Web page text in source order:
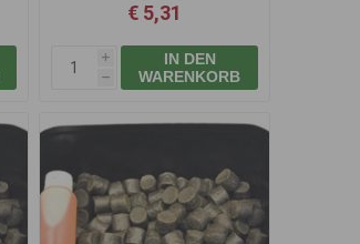
€ 5,31
i
h
IN DEN
WARENKORB